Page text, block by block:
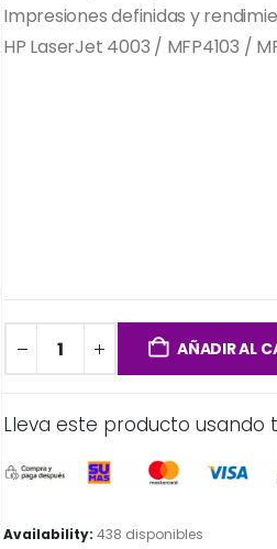
Impresiones definidas y
HP LaserJet 4003 / MFP4103 /
AÑADIR AL
Lleva este producto
Availability:438 disponibles